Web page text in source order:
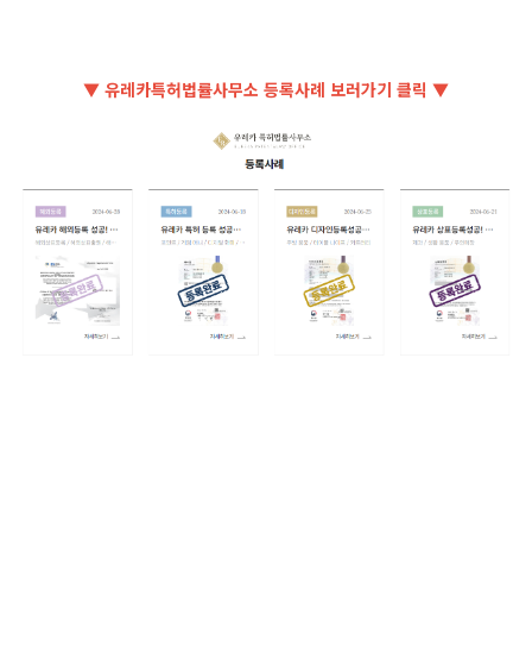
▼ 유레카특허법률사무소 등록사례 보러가기 클릭 ▼